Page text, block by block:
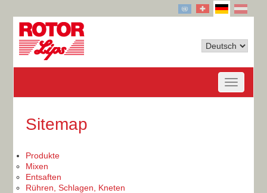
Sitemap
Produkte
Mixen
Entsaften
Rühren, Schlagen, Kneten